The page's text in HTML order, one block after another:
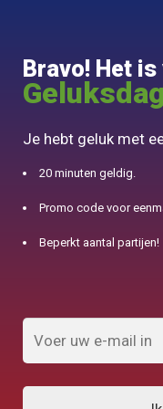
10% aangeboden
Bravo! Het is
Je hebt geluk met
20 minuten geldig.
Promo code voor
Beperkt aantal partijen!